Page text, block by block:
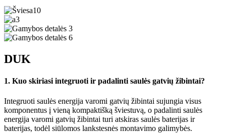
DUK
1. Kuo skiriasi integruoti ir padalinti saulės gatvių žibintai?
Integruoti saulės energija varomi gatvių žibintai sujungia visus
komponentus į vieną kompaktišką šviestuvą, o padalinti saulės
energija varomi gatvių žibintai turi atskiras saulės baterijas ir
baterijas, todėl siūlomos lankstesnės montavimo galimybės.